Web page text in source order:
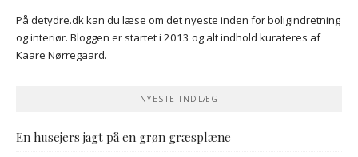
På detydre.dk kan du læse om det nyeste inden for boligindretning
og interiør. Bloggen er startet i 2013 og alt indhold kurateres af
Kaare Nørregaard.
NYESTE INDLÆG
En husejers jagt på en grøn græsplæne